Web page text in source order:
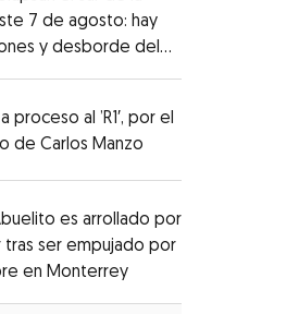
7 de agosto: hay
y desborde del
proceso al ’R1′, por el
de Carlos Manzo
es arrollado por
tras ser empujado por
en MonterreyOpens in new